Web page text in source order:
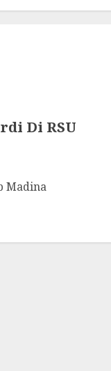
Di RSU
Madina